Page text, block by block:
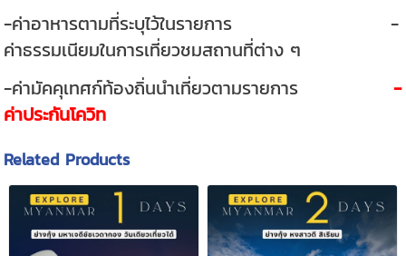
-ค่าอาหารตามที่ระบุไว้ในรายการ -
ค่าธรรมเนียมในการเที่ยวชมสถานที่ต่าง ๆ
-ค่ามัคคุเทศก์ท้องถิ่นนำเที่ยวตามรายการ-
ค่าประกันโควิท
Related Products